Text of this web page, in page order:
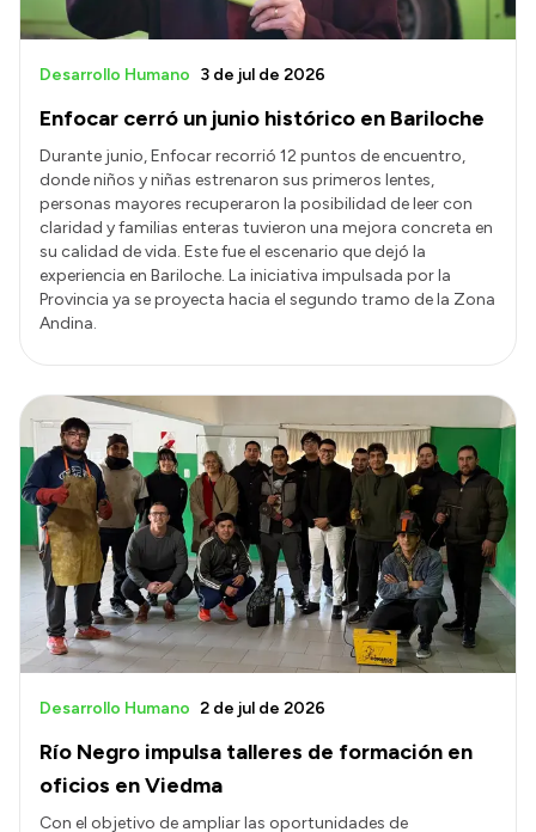
Enfocar cerró un junio histórico en Bariloche
Desarrollo Humano 3 de jul de 2026
Durante junio, Enfocar recorrió 12 puntos de encuentro,
donde niños y niñas estrenaron sus primeros lentes,
personas mayores recuperaron la posibilidad de leer con
claridad y familias enteras tuvieron una mejora concreta en
su calidad de vida. Este fue el escenario que dejó la
experiencia en Bariloche. La iniciativa impulsada por la
Provincia ya se proyecta hacia el segundo tramo de la Zona
Andina.
Río Negro impulsa talleres de formación en
oficios en Viedma
Desarrollo Humano 2 de jul de 2026
Con el objetivo de ampliar las oportunidades de